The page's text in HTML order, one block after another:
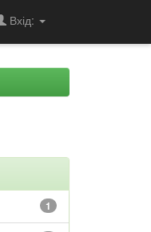
Вхід:
1